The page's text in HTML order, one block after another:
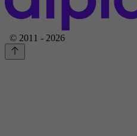
© 2011 - 2026